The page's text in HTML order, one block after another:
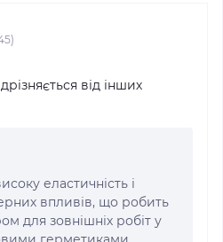
від інших
еластичність і
впливів, що робить
для зовнішніх робіт у